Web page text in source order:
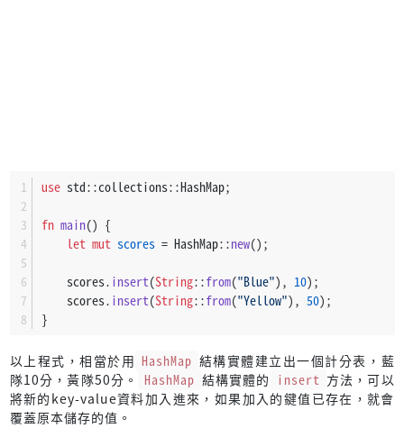
use std::collections::HashMap;
fn main() {
let mut scores = HashMap::new();
    scores.
insert(String::from("Blue"), 10);
    scores.
insert(String::from("Yellow"), 50);
}
以上程式，相當於用 HashMap 結構實體建立出一個計分表，藍
隊10分，黃隊50分。
HashMap 結構實體的 insert 方法，可以
將新的key-value資料加入進來，如果加入的鍵值已存在，就會
覆蓋原本儲存的值。